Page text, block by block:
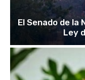
El Senado de
Ley